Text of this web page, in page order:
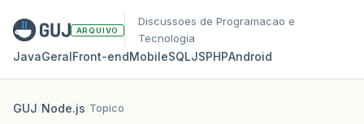
ARQUIVO
Discussoes de Programacao e
Tecnologia
JavaGeralFront‑endMobileSQLJSPHPAndroid
GUJ/Node.js/Topico